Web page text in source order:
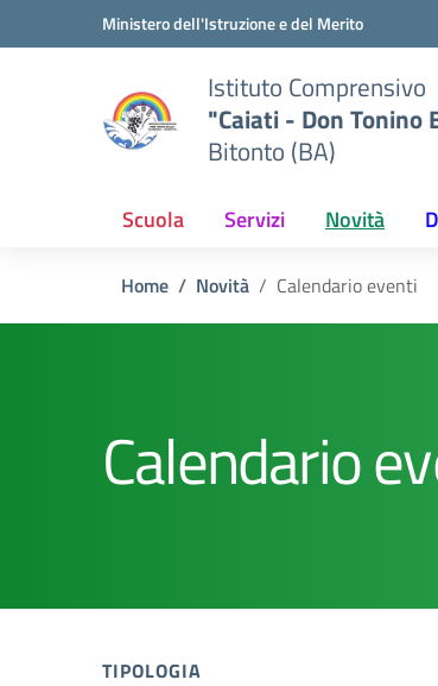
Vai ai contenuti
Vai al menu di navigazioneMinistero dell'Istruzione e del Merito
Istituto Comprensivo
"Caiati - Don Tonino
Bitonto (BA)
Scuola Servizi Novità
Home Novità Calendario eventi
Calendario
TIPOLOGIA